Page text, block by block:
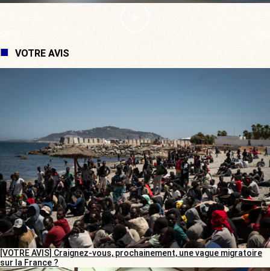
VOTRE AVIS
[VOTRE AVIS] Craignez-vous, prochainement, une vague migratoire
sur la France ?